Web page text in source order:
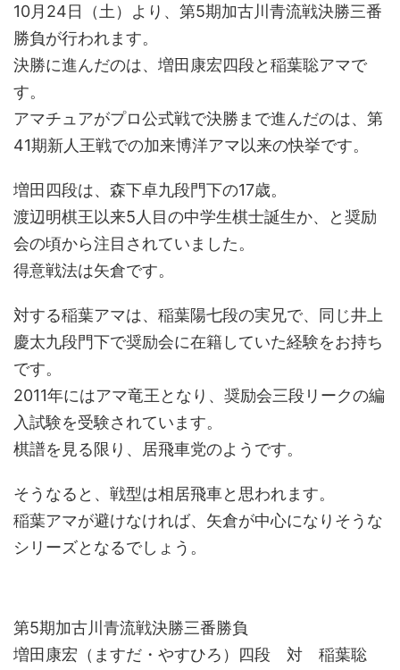
10月24日（土）より、第5期加古川青流戦決勝三番
勝負が行われます。
決勝に進んだのは、増田康宏四段と稲葉聡アマで
す。
アマチュアがプロ公式戦で決勝まで進んだのは、第
41期新人王戦での加来博洋アマ以来の快挙です。
増田四段は、森下卓九段門下の17歳。
渡辺明棋王以来5人目の中学生棋士誕生か、と奨励
会の頃から注目されていました。
得意戦法は矢倉です。
対する稲葉アマは、稲葉陽七段の実兄で、同じ井上
慶太九段門下で奨励会に在籍していた経験をお持ち
です。
2011年にはアマ竜王となり、奨励会三段リークの編
入試験を受験されています。
棋譜を見る限り、居飛車党のようです。
そうなると、戦型は相居飛車と思われます。
稲葉アマが避けなければ、矢倉が中心になりそうな
シリーズとなるでしょう。
第5期加古川青流戦決勝三番勝負
増田康宏（ますだ・やすひろ）四段 対 稲葉聡